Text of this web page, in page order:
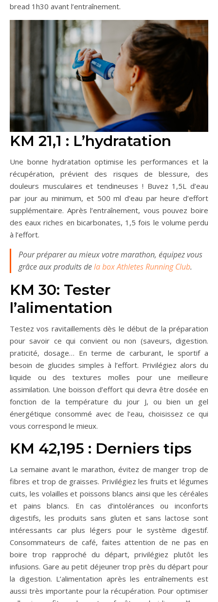
bread 1h30 avant l’entraînement.
KM 21,1 : L’hydratation
Une bonne hydratation optimise les performances et la
récupération, prévient des risques de blessure, des
douleurs musculaires et tendineuses ! Buvez 1,5L d’eau
par jour au minimum, et 500 ml d’eau par heure d’effort
supplémentaire. Après l’entraînement, vous pouvez boire
des eaux riches en bicarbonates, 1,5 fois le volume perdu
à l’effort.
Pour préparer au mieux votre marathon, équipez vous
grâce aux produits dela box Athletes Running Club.
KM 30: Tester
l’alimentation
Testez vos ravitaillements dès le début de la préparation
pour savoir ce qui convient ou non (saveurs, digestion.
praticité, dosage… En terme de carburant, le sportif a
besoin de glucides simples à l’effort. Privilégiez alors du
liquide ou des textures molles pour une meilleure
assimilation. Une boisson d’effort qui devra être dosée en
fonction de la température du jour J, ou bien un gel
énergétique consommé avec de l’eau, choisissez ce qui
vous correspond le mieux.
KM 42,195 : Derniers tips
La semaine avant le marathon, évitez de manger trop de
fibres et trop de graisses. Privilégiez les fruits et légumes
cuits, les volailles et poissons blancs ainsi que les céréales
et pains blancs. En cas d’intolérances ou inconforts
digestifs, les produits sans gluten et sans lactose sont
intéressants car plus légers pour le système digestif.
Consommateurs de café, faites attention de ne pas en
boire trop rapproché du départ, privilégiez plutôt les
infusions. Gare au petit déjeuner trop près du départ pour
la digestion. L’alimentation après les entraînements est
aussi très importante pour la récupération. Pour optimiser